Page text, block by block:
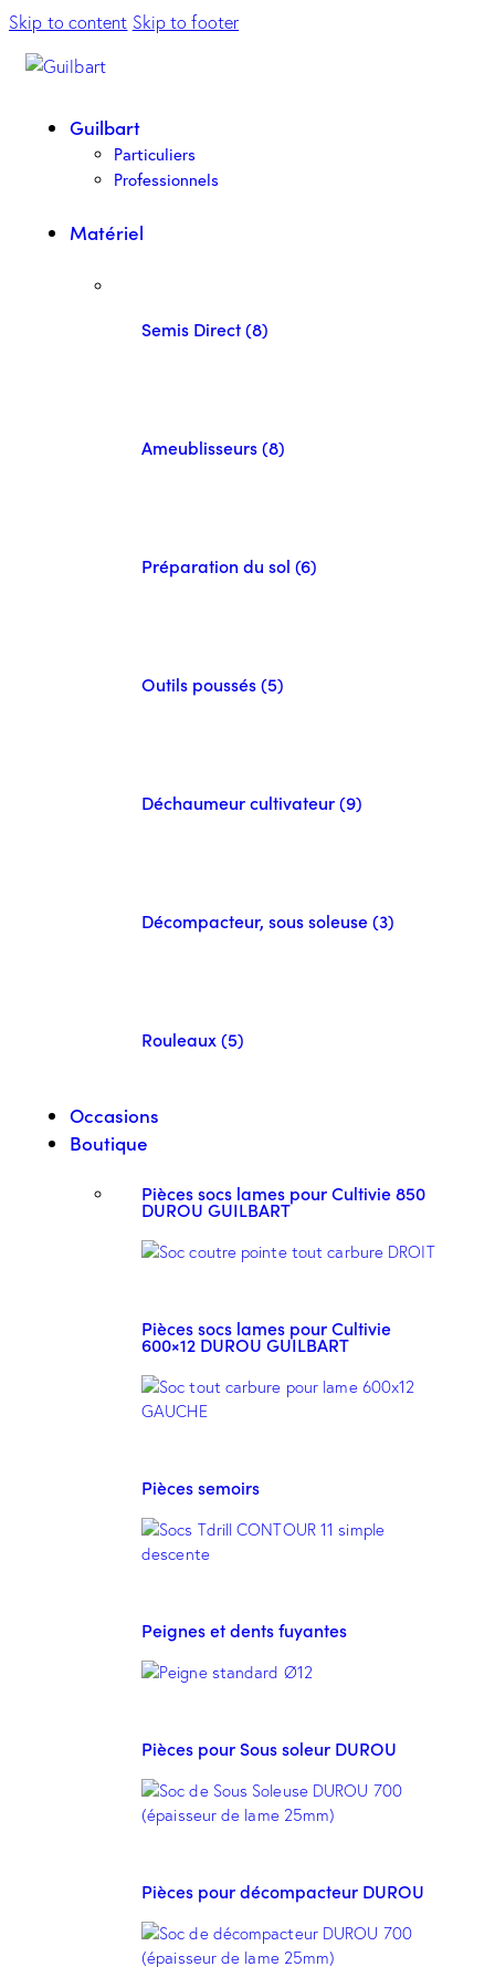
Skip to content Skip to footer
Guilbart
Particuliers
Professionnels
Matériel
Semis Direct (8)
Ameublisseurs (8)
Préparation du sol (6)
Outils poussés (5)
Déchaumeur cultivateur (9)
Décompacteur, sous soleuse (3)
Rouleaux (5)
Occasions
Boutique
Pièces socs lames pour Cultivie 850
DUROU GUILBART
Pièces socs lames pour Cultivie
600×12 DUROU GUILBART
Pièces semoirs
Peignes et dents fuyantes
Pièces pour Sous soleur DUROU
Pièces pour décompacteur DUROU